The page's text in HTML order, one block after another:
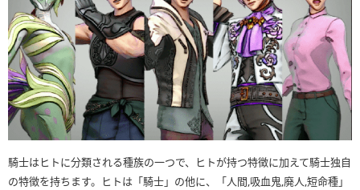
騎士はヒトに分類される種族の一つで、ヒトが持つ特徴に加えて騎士独自
の特徴を持ちます。ヒトは「騎士」の他に、「人間,吸血鬼,廃人,短命種」